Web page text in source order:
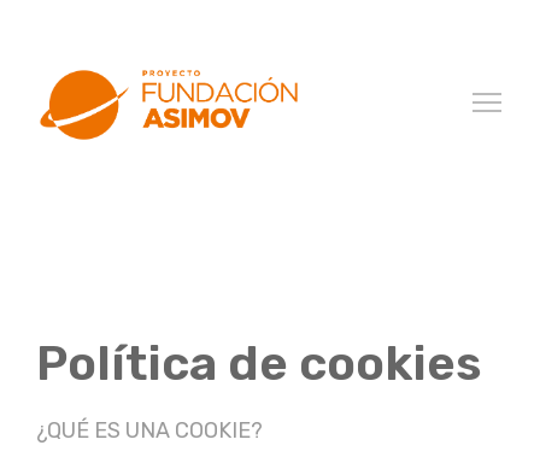
Política de cookies
¿QUÉ ES UNA COOKIE?